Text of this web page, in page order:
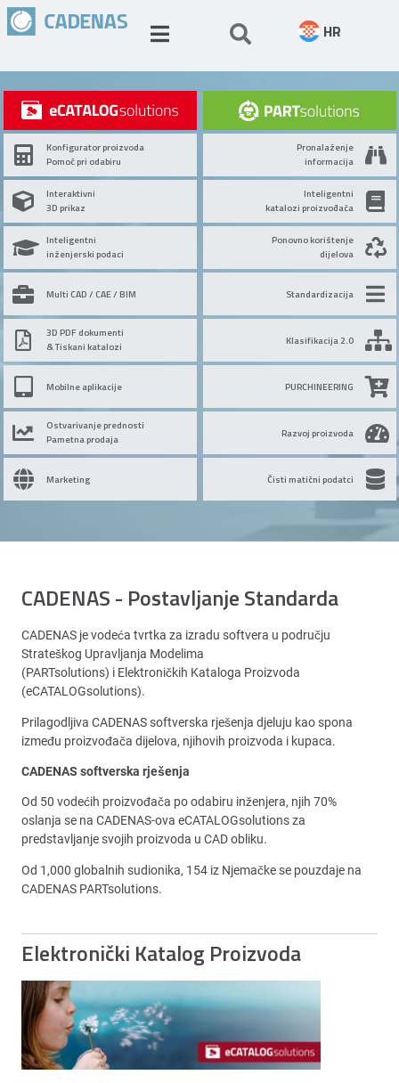
HR
Konfigurator proizvoda
Pomoć pri odabiru
Interaktivni
3D prikaz
Inteligentni
inženjerski podaci
Multi CAD / CAE / BIM
3D PDF dokumenti
& Tiskani katalozi
Mobilne aplikacije
Ostvarivanje prednosti
Pametna prodaja
Marketing
Pronalaženje
informacija
Inteligentni
katalozi proizvođača
Ponovno korištenje
dijelova
Standardizacija
Klasifikacija 2.0
PURCHINEERING
Razvoj proizvoda
Čisti matični podatci
CADENAS - Postavljanje Standarda
CADENAS je vodeća tvrtka za izradu softvera u području
Strateškog Upravljanja Modelima
(PARTsolutions) i Elektroničkih Kataloga Proizvoda
(eCATALOGsolutions).
Prilagodljiva CADENAS softverska rješenja djeluju kao spona
između proizvođača dijelova, njihovih proizvoda i kupaca.
CADENAS softverska rješenja
Od 50 vodećih proizvođača po odabiru inženjera, njih 70%
oslanja se na CADENAS-ova eCATALOGsolutions za
predstavljanje svojih proizvoda u CAD obliku.
Od 1,000 globalnih sudionika, 154 iz Njemačke se pouzdaje na
CADENAS PARTsolutions.
Elektronički Katalog Proizvoda